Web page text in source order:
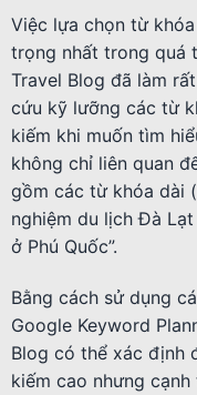
Việc lựa chọn từ
trọng nhất trong quá
Travel Blog đã làm
cứu kỹ lưỡng các từ
kiếm khi muốn tìm
không chỉ liên quan
gồm các từ khóa dài
nghiệm du lịch Đà
ở Phú Quốc”.
Bằng cách sử dụng
Google Keyword
Blog có thể xác định
kiếm cao nhưng